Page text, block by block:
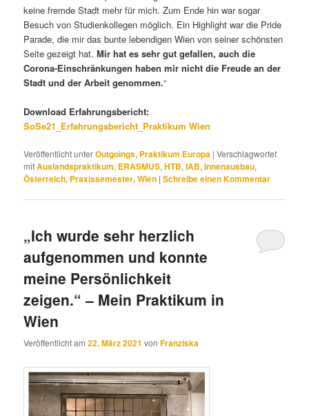
keine fremde Stadt mehr für mich. Zum Ende hin war sogar
Besuch von Studienkollegen möglich. Ein Highlight war die Pride
Parade, die mir das bunte lebendigen Wien von seiner schönsten
Seite gezeigt hat.Mir hat es sehr gut gefallen, auch die
Corona-Einschränkungen haben mir nicht die Freude an der
Stadt und der Arbeit genommen.“
Download Erfahrungsbericht:
SoSe21_Erfahrungsbericht_Praktikum Wien
Veröffentlicht unterOutgoings, Praktikum Europa |Verschlagwortet
mitAuslandspraktikum, ERASMUS,HTB,IAB,Innenausbau,
Österreich, Praxissemester,Wien |Schreibe einen Kommentar
„Ich wurde sehr herzlich
aufgenommen und konnte
meine Persönlichkeit
zeigen.“ – Mein Praktikum in
Wien
Veröffentlicht am22. März 2021 vonFranziska